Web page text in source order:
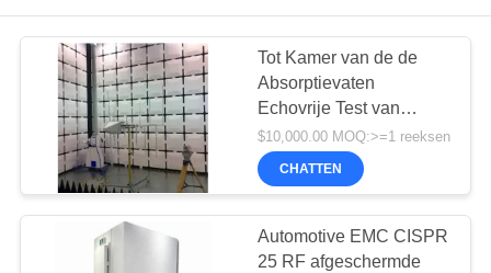
PRODUCTEN
OVER
ONS
RONDLEIDING
DOOR
afschermingsruimte
Haozhuo
Tot Kamer van de de
Absorptievaten
Echovrije Test van
40GHz de
Elektromagnetische
Testende Rf
$10,000.00 MOQ:>=1 reeksen
CHATTEN
Automotive EMC CISPR
25 RF afgeschermde